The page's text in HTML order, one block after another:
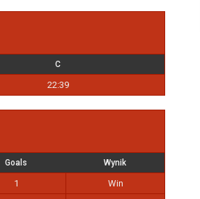
C
22:39
Goals Wynik
1
Win